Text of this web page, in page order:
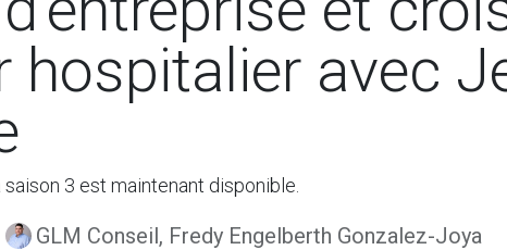
hospitalier avec
3 est maintenant disponible.
GLM Conseil, Fredy Engelberth Gonzalez-Joya